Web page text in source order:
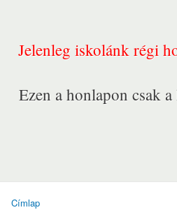
Jelenleg iskolánk régi
Ezen a honlapon csak
Címlap